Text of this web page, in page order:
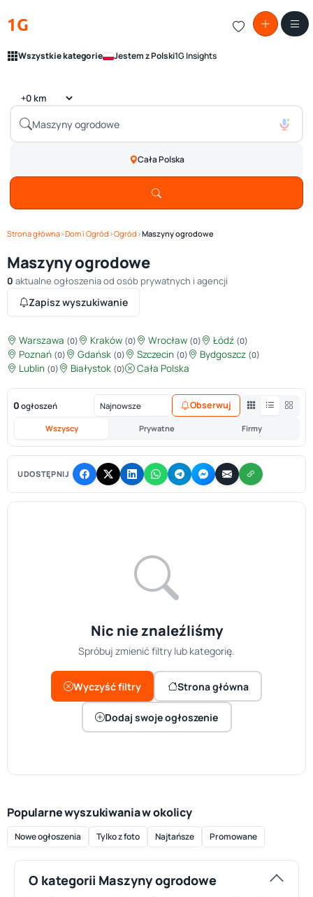
1G
Wszystkie kategorie Jestem z Polski1G Insights
Cała Polska
Strona główna›Dom i Ogród ›Ogród ›Maszyny ogrodowe
Maszyny ogrodowe
0 aktualne ogłoszenia od osób prywatnych i agencji
Zapisz wyszukiwanie
Warszawa (0) Kraków (0) Wrocław (0) Łódź (0)
Poznań (0) Gdańsk (0) Szczecin (0) Bydgoszcz (0)
Lublin (0) Białystok (0) Cała Polska
0 ogłoszeń
Wszyscy Prywatne Firmy
Obserwuj
UDOSTĘPNIJ
Nic nie znaleźliśmy
Spróbuj zmienić filtry lub kategorię.
Wyczyść filtry Strona główna
Dodaj swoje ogłoszenie
Popularne wyszukiwania w okolicy
Nowe ogłoszenia Tylko z foto Najtańsze Promowane
O kategorii Maszyny ogrodowe